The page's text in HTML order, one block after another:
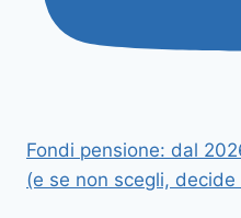
Fondi pensione: dal
(e se non scegli, decide